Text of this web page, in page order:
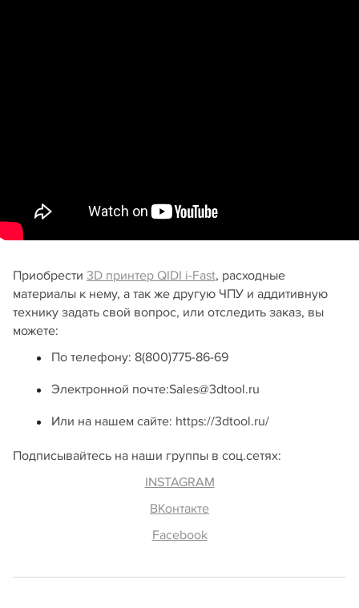
Приобрести 3D принтер QIDI i-Fast, расходные
материалы к нему, а так же другую ЧПУ и аддитивную
технику задать свой вопрос, или отследить заказ, вы
можете:
По телефону: 8(800)775-86-69
Электронной почте:Sales@3dtool.ru
Или на нашем сайте: https://3dtool.ru/
Подписывайтесь на наши группы в соц.сетях:
INSTAGRAM
ВКонтакте
Facebook